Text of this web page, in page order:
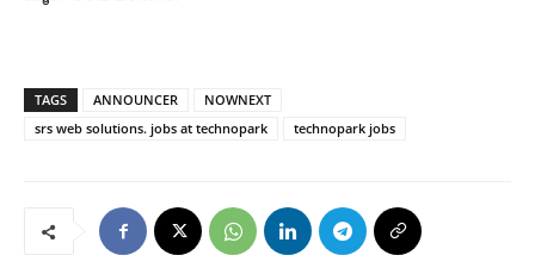
TAGS ANNOUNCER
NOWNEXT
srs web solutions. jobs at technopark
technopark jobs